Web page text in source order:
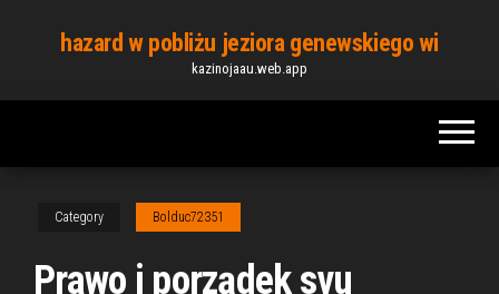
content
hazard w pobliżu jeziora genewskiego wi
kazinojaau.web.app
Category Bolduc72351
Prawo i porządek svu